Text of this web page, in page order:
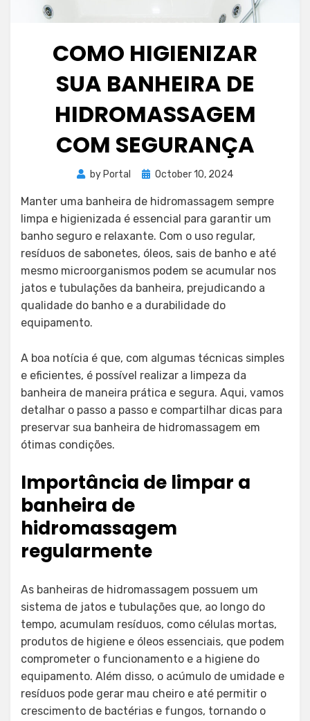
COMO HIGIENIZAR
SUA BANHEIRA DE
HIDROMASSAGEM
COM SEGURANÇA
by Portal
Posted
October 10, 2024
Manter uma banheira de hidromassagem sempre
limpa e higienizada é essencial para garantir um
banho seguro e relaxante. Com o uso regular,
resíduos de sabonetes, óleos, sais de banho e até
mesmo microorganismos podem se acumular nos
jatos e tubulações da banheira, prejudicando a
qualidade do banho e a durabilidade do
equipamento.
A boa notícia é que, com algumas técnicas simples
e eficientes, é possível realizar a limpeza da
banheira de maneira prática e segura. Aqui, vamos
detalhar o passo a passo e compartilhar dicas para
preservar sua banheira de hidromassagem em
ótimas condições.
Importância de limpar a
banheira de
hidromassagem
regularmente
As banheiras de hidromassagem possuem um
sistema de jatos e tubulações que, ao longo do
tempo, acumulam resíduos, como células mortas,
produtos de higiene e óleos essenciais, que podem
comprometer o funcionamento e a higiene do
equipamento. Além disso, o acúmulo de umidade e
resíduos pode gerar mau cheiro e até permitir o
crescimento de bactérias e fungos, tornando o